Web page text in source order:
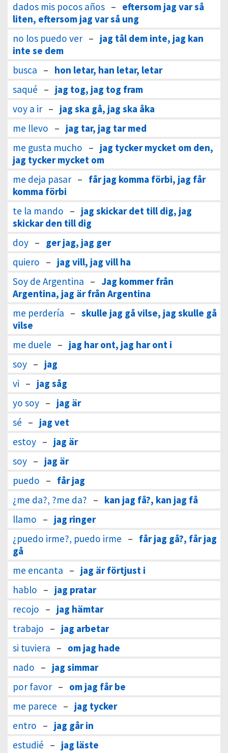
dados mis pocos años – eftersom jag var så
liten, eftersom jag var så ung
no los puedo ver – jag tål dem inte, jag kan
inte se dem
busca – hon letar, han letar, letar
saqué – jag tog, jag tog fram
voy a ir – jag ska gå, jag ska åka
me llevo – jag tar, jag tar med
me gusta mucho – jag tycker mycket om den,
jag tycker mycket om
me deja pasar – får jag komma förbi, jag får
komma förbi
te la mando – jag skickar det till dig, jag
skickar den till dig
doy – ger jag, jag ger
quiero – jag vill, jag vill ha
Soy de Argentina – Jag kommer från
Argentina, jag är från Argentina
me perdería – skulle jag gå vilse, jag skulle gå
vilse
me duele – jag har ont, jag har ont i
soy – jag
vi – jag såg
yo soy – jag är
sé – jag vet
estoy – jag är
soy – jag är
puedo – får jag
¿me da?, ?me da? – kan jag få?, kan jag få
llamo – jag ringer
¿puedo irme?, puedo irme – får jag gå?, får jag
gå
me encanta – jag är förtjust i
hablo – jag pratar
recojo – jag hämtar
trabajo – jag arbetar
si tuviera – om jag hade
nado – jag simmar
por favor – om jag får be
me parece – jag tycker
entro – jag går in
estudié – jag läste